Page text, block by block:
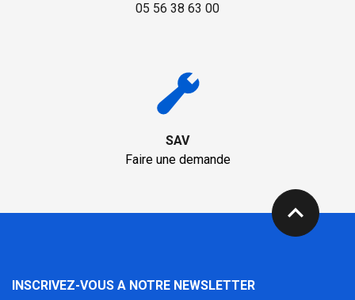
05 56 38 63 00
SAV
Faire une demande
expand_less
INSCRIVEZ-VOUS A NOTRE NEWSLETTER